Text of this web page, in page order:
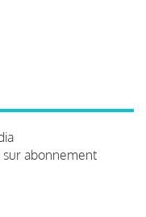
abonnement